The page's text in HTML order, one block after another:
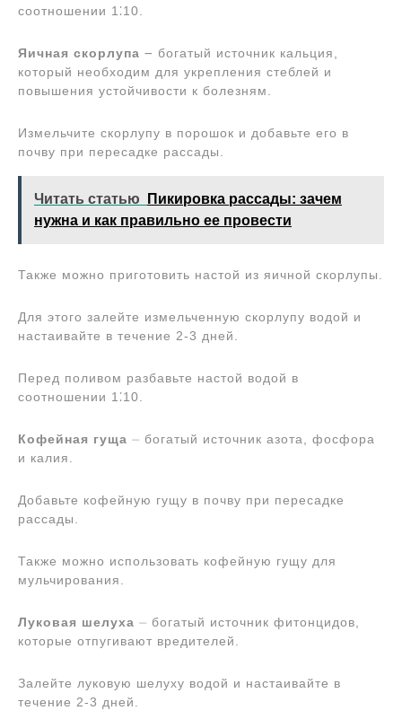
соотношении 1⁚10.
Яичная скорлупа ౼ богатый источник кальция,
который необходим для укрепления стеблей и
повышения устойчивости к болезням.
Измельчите скорлупу в порошок и добавьте его в
почву при пересадке рассады.
Читать статью
Пикировка рассады: зачем
нужна и как правильно ее провести
Также можно приготовить настой из яичной скорлупы.
Для этого залейте измельченную скорлупу водой и
настаивайте в течение 2-3 дней.
Перед поливом разбавьте настой водой в
соотношении 1⁚10.
Кофейная гуща ⏤ богатый источник азота, фосфора
и калия.
Добавьте кофейную гущу в почву при пересадке
рассады.
Также можно использовать кофейную гущу для
мульчирования.
Луковая шелуха ⏤ богатый источник фитонцидов,
которые отпугивают вредителей.
Залейте луковую шелуху водой и настаивайте в
течение 2-3 дней.